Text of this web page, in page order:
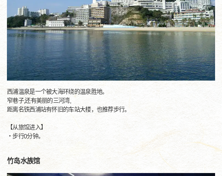
西浦温泉是一个被大海环绕的温泉胜地。
窄巷子,还有美丽的三河湾,
距离名铁西浦站有怀旧的车站大楼，也推荐步行。
【从旅馆进入】
・步行0分钟。
竹岛水族馆